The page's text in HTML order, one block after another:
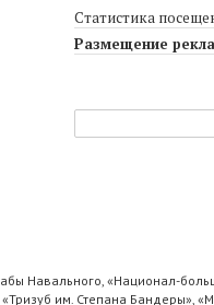
Статистика
Размещение
Навального, «Национал-
им. Степана Бандеры»,